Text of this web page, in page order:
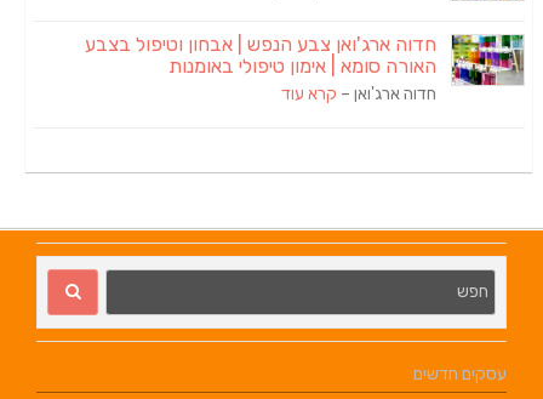
חדוה ארג'ואן צבע הנפש | אבחון וטיפול בצבע
האורה סומא | אימון טיפולי באומנות
חדוה ארג'ואן – קרא עוד
עסקים חדשים